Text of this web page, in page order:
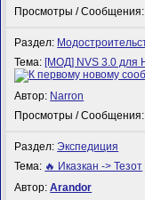
Просмотры /
Раздел:
Тема: [МОД] NVS 3.0 для
Автор: Narron
Просмотры /
Раздел:Экспедиция
Тема: 🔥 Иказкан -> Тезот
Автор:Arandor